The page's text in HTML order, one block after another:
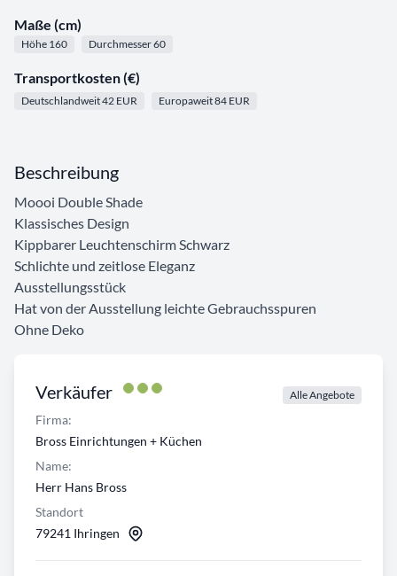
Maße (cm)
Höhe 160 Durchmesser 60
Transportkosten (€)
Deutschlandweit 42 EUR Europaweit 84 EUR
Verkäufer Alle Angebote
Firma:
Bross Einrichtungen + Küchen
Name:
Herr Hans Bross
Standort
79241 Ihringen
Beschreibung
Moooi Double Shade
Klassisches Design
Kippbarer Leuchtenschirm Schwarz
Schlichte und zeitlose Eleganz
Ausstellungsstück
Hat von der Ausstellung leichte Gebrauchsspuren
Ohne Deko